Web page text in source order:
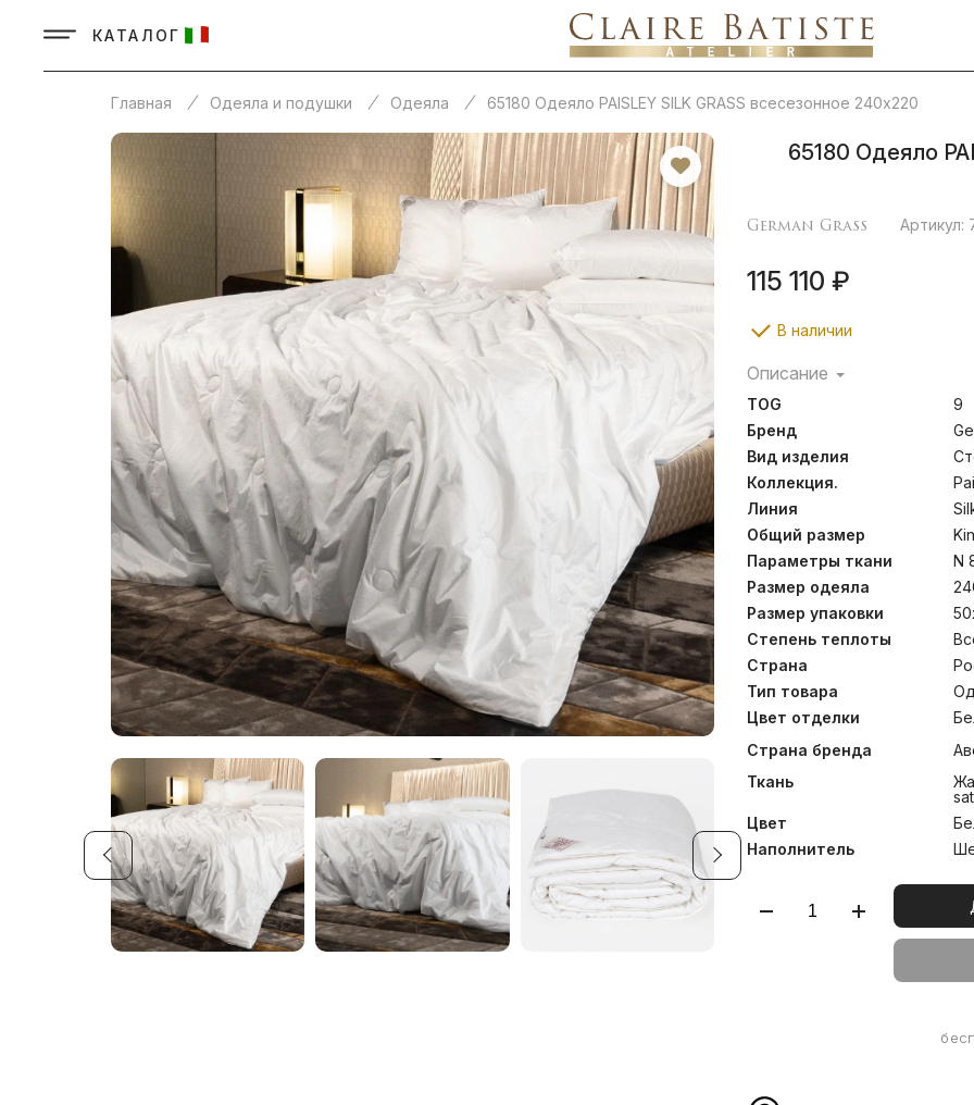
КАТАЛОГ
Главная Одеяла и подушки Одеяла 65180 Одеяло PAISLEY SILK GRASS всесезонное 240х220
65180 Одеяло
German Grass Артикул:
115 110 ₽
В наличии
Описание
Paisley Silk Grass – это
одеял, изготовленных
наполнителя высшего
жаккардовый сатин
100% Egyptian
позволяет тщательно
каждом этапе, что
определяет высокий
стирать одеяла и
изделий.
TOG
9
Бренд
Вид изделия
Коллекция.
Линия
Общий размер
Параметры ткани
N
Размер одеяла
Размер упаковки
Степень теплоты
Страна
Тип товара
Цвет отделки
Страна бренда
Ткань
Цвет
Наполнитель